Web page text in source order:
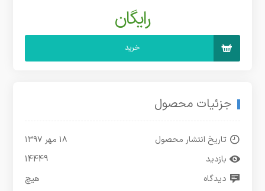
رایگان
خرید
جزئیات محصول
تاریخ انتشار محصول
۱۸ مهر ۱۳۹۷
بازدید
14449
دیدگاه
هیچ